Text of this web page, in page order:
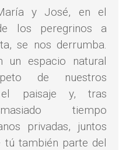
y José, en el
los peregrinos a
se nos derrumba.
un espacio natural
de nuestros
el paisaje y, tras
tiempo
privadas, juntos
tú también parte del